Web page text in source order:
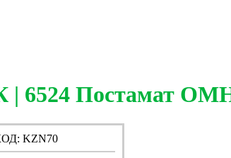
| 6524 Постамат
KZN70